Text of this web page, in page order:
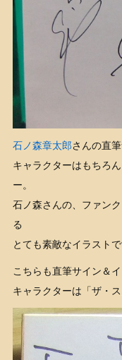
石ノ森章太郎さんの直
キャラクターはもちろ
ー。
石ノ森さんの、ファン
る
とても素敵なイラストで
こちらも直筆サイン＆イ
キャラクターは「ザ・